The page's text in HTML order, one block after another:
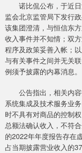
诺比侃公布，于近日
监会北京监管局下发行
该集团澄清，与恒信东
收入事件并不知情；双
程序及政策妥善入帐；
与有关事件之间并无关
例须予披露的内幕消息。
公告指出，相关内容
系统集成及技术服务业
时不具有对商品的控制
总额法确认收入，不符
的2022年年度报告存在
占当期披露营业收入的